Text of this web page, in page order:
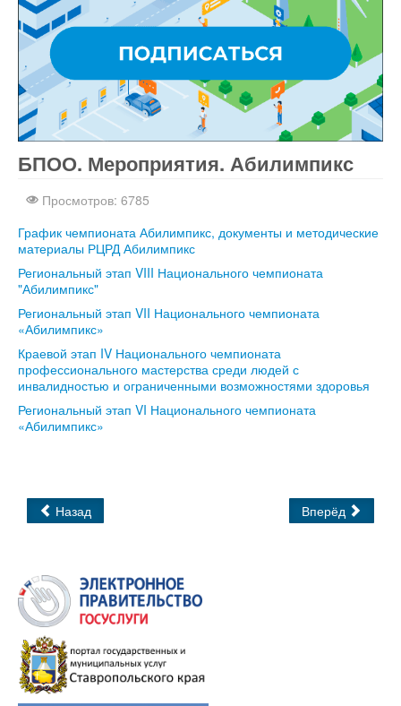
Все дляJoomla. Бесплатные шаблоны и расширения.
БПОО. Мероприятия. Абилимпикс
Просмотров: 6785
График чемпионата Абилимпикс, документы и методические
материалы РЦРД Абилимпикс
Региональный этап VIII Национального чемпионата
"Абилимпикс"
Региональный этап VII Национального чемпионата
«Абилимпикс»
Краевой этап IV Национального чемпионата
профессионального мастерства среди людей с
инвалидностью и ограниченными возможностями здоровья
Региональный этап VI Национального чемпионата
«Абилимпикс»
Назад Вперёд